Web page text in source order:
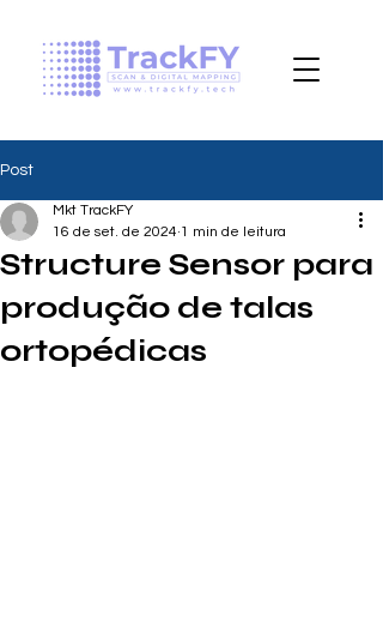
Post
Structure Sensor para
produção de talas
ortopédicas
Mkt TrackFY
16 de set. de 2024 1 min de leitura